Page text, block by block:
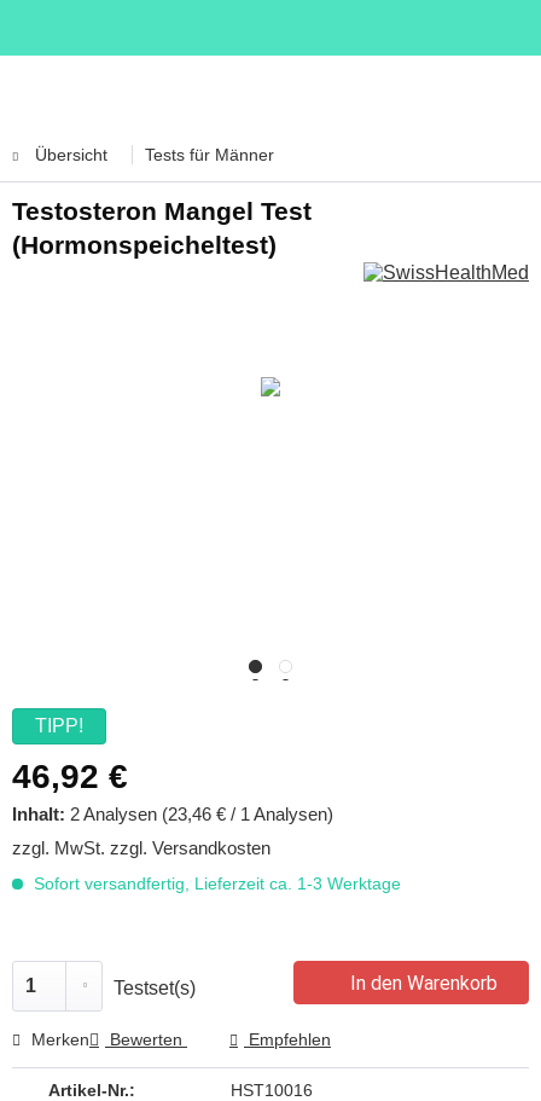
Übersicht Tests für Männer
Testosteron Mangel Test
(Hormonspeicheltest)
TIPP!
46,92 €
Inhalt: 2 Analysen (23,46 € / 1 Analysen)
zzgl. MwSt. zzgl. Versandkosten
Sofort versandfertig, Lieferzeit ca. 1-3 Werktage
Testset(s) In den Warenkorb
Merken Bewerten Empfehlen
Artikel-Nr.:
HST10016